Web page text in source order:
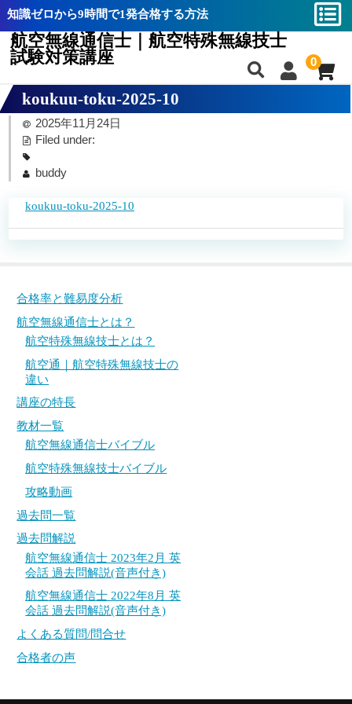
知識ゼロから9時間で1発合格する方法
航空無線通信士｜航空特殊無線技士
試験対策講座
0
合格率と難易度分析
航空無線通信士とは？
航空特殊無線技士とは？
講座の特長
航空特殊無線技士バイブル
攻略動画
過去問一覧
過去問解説
航空無線通信士 2023年2月 英会話 過去問解説
(音声付き)
航空無線通信士 2022年8月 英会話 過去問解説
(音声付き)
よくある質問/問合せ
合格者の声
合格率と難易度分析
航空無線通信士とは？
航空特殊無線技士とは？
講座の特長
航空特殊無線技士バイブル
攻略動画
過去問一覧
過去問解説
航空無線通信士 2023年2月 英会話 過去問解説
(音声付き)
航空無線通信士 2022年8月 英会話 過去問解説
(音声付き)
よくある質問/問合せ
合格者の声
koukuu-toku-2025-10
2025年11月24日
Filed under:
buddy
koukuu-toku-2025-10
合格率と難易度分析
航空無線通信士とは？
航空特殊無線技士とは？
航空通｜航空特殊無線技士の
違い
講座の特長
教材一覧
航空無線通信士バイブル
航空特殊無線技士バイブル
攻略動画
過去問一覧
過去問解説
航空無線通信士 2023年2月 英
会話 過去問解説(音声付き)
航空無線通信士 2022年8月 英
会話 過去問解説(音声付き)
よくある質問/問合せ
合格者の声